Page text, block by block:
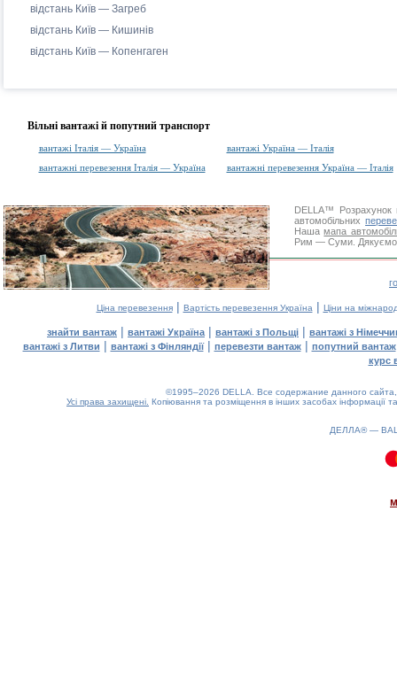
відстань Київ — Загреб
відстань Київ — Кишинів
відстань Київ — Копенгаген
Вільні вантажі й попутний транспорт
вантажі Італія — Україна
вантажі Україна — Італія
вантажні перевезення Італія — Україна
вантажні перевезення Україна — Італія
DELLA™
Розрахунок
автомобільних
Нашамапа
Рим — Суми. Дякуємо
Ціна перевезення| Вартість перевезення Україна | Ціни на
знайти вантаж | вантажі Україна | вантажі з Польщі | вантажі з
вантажі з Литви | вантажі з Фінляндії| перевезти вантаж| попутний вантаж
курс
©1995–2026 DELLA. Все содержание данного
Усі права захищені. Копіювання та розміщення в інших засобах інформації
ДЕЛЛА® —